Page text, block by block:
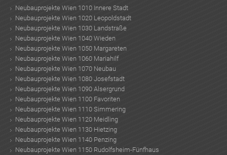
Neubauprojekte Wien 1010 Innere Stadt
Neubauprojekte Wien 1020 Leopoldstadt
Neubauprojekte Wien 1030 Landstraße
Neubauprojekte Wien 1040 Wieden
Neubauprojekte Wien 1050 Margareten
Neubauprojekte Wien 1060 Mariahilf
Neubauprojekte Wien 1070 Neubau
Neubauprojekte Wien 1080 Josefstadt
Neubauprojekte Wien 1090 Alsergrund
Neubauprojekte Wien 1100 Favoriten
Neubauprojekte Wien 1110 Simmering
Neubauprojekte Wien 1120 Meidling
Neubauprojekte Wien 1130 Hietzing
Neubauprojekte Wien 1140 Penzing
Neubauprojekte Wien 1150 Rudolfsheim-Fünfhaus